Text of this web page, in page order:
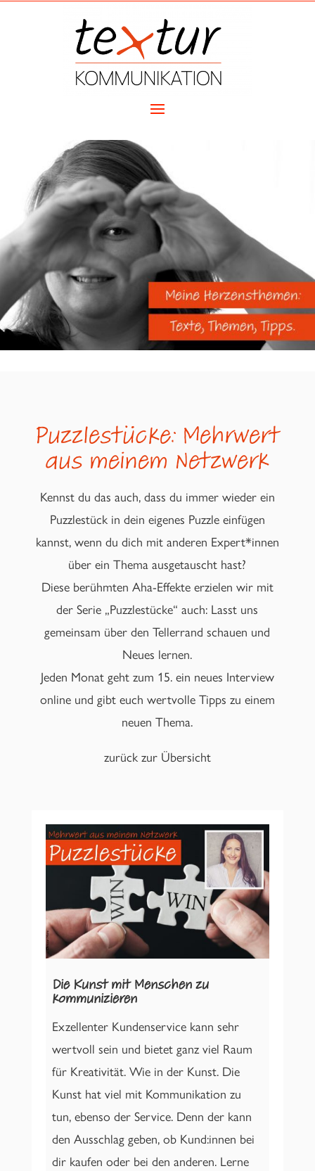
Puzzlestücke: Mehrwert
aus meinem Netzwerk
Kennst du das auch, dass du immer wieder ein
Puzzlestück in dein eigenes Puzzle einfügen
kannst, wenn du dich mit anderen Expert*innen
über ein Thema ausgetauscht hast?
Diese berühmten Aha-Effekte erzielen wir mit
der Serie „Puzzlestücke“ auch: Lasst uns
gemeinsam über den Tellerrand schauen und
Neues lernen.
Jeden Monat geht zum 15. ein neues Interview
online und gibt euch wertvolle Tipps zu einem
neuen Thema.
zurück zur Übersicht
Die Kunst mit Menschen zu
kommunizieren
Exzellenter Kundenservice kann sehr
wertvoll sein und bietet ganz viel Raum
für Kreativität. Wie in der Kunst. Die
Kunst hat viel mit Kommunikation zu
tun, ebenso der Service. Denn der kann
den Ausschlag geben, ob Kund:innen bei
dir kaufen oder bei den anderen. Lerne